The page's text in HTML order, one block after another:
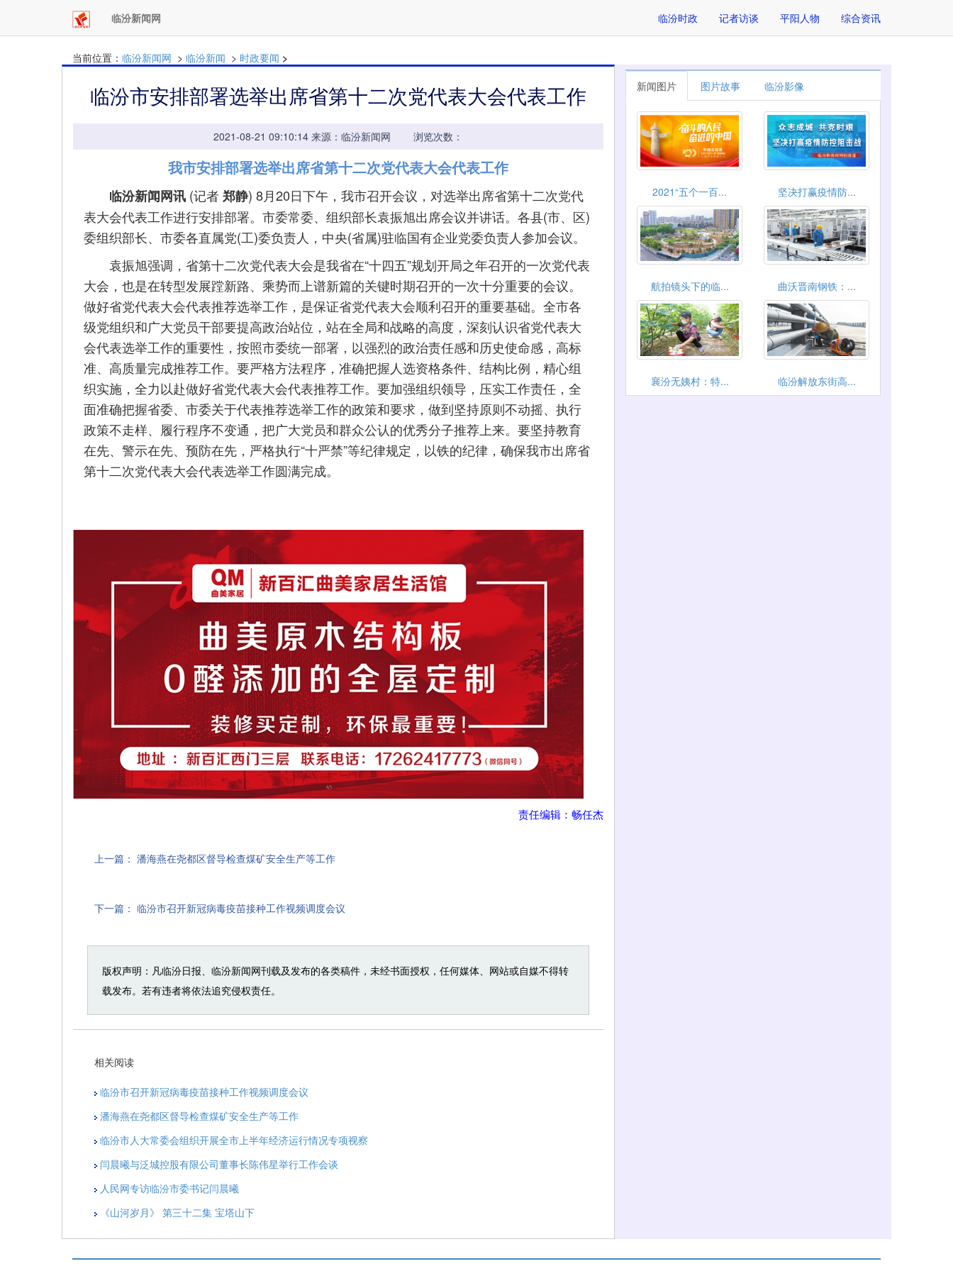
临汾新闻网 临汾时政 记者访谈 平阳人物 综合资讯
当前位置： 临汾新闻网 > 临汾新闻 > 时政要闻 >
临汾市安排部署选举出席省第十二次党代表大会代表工作
2021-08-21 09:10:14 来源：临汾新闻网 浏览次数：
我市安排部署选举出席省第十二次党代表大会代表工作
临汾新闻网讯 (记者郑静) 8月20日下午，我市召开会议，对选举出席省第十二次党代
表大会代表工作进行安排部署。市委常委、组织部长袁振旭出席会议并讲话。各县(市、区)
委组织部长、市委各直属党(工)委负责人，中央(省属)驻临国有企业党委负责人参加会议。
袁振旭强调，省第十二次党代表大会是我省在“十四五”规划开局之年召开的一次党代表
大会，也是在转型发展蹚新路、乘势而上谱新篇的关键时期召开的一次十分重要的会议。
做好省党代表大会代表推荐选举工作，是保证省党代表大会顺利召开的重要基础。全市各
级党组织和广大党员干部要提高政治站位，站在全局和战略的高度，深刻认识省党代表大
会代表选举工作的重要性，按照市委统一部署，以强烈的政治责任感和历史使命感，高标
准、高质量完成推荐工作。要严格方法程序，准确把握人选资格条件、结构比例，精心组
织实施，全力以赴做好省党代表大会代表推荐工作。要加强组织领导，压实工作责任，全
面准确把握省委、市委关于代表推荐选举工作的政策和要求，做到坚持原则不动摇、执行
政策不走样、履行程序不变通，把广大党员和群众公认的优秀分子推荐上来。要坚持教育
在先、警示在先、预防在先，严格执行“十严禁”等纪律规定，以铁的纪律，确保我市出席省
第十二次党代表大会代表选举工作圆满完成。
责任编辑：畅任杰
上一篇： 潘海燕在尧都区督导检查煤矿安全生产等工作
下一篇： 临汾市召开新冠病毒疫苗接种工作视频调度会议
版权声明：凡临汾日报、临汾新闻网刊载及发布的各类稿件，未经书面授权，任何媒体、网站或自媒不得转
载发布。若有违者将依法追究侵权责任。
相关阅读
临汾市召开新冠病毒疫苗接种工作视频调度会议
潘海燕在尧都区督导检查煤矿安全生产等工作
临汾市人大常委会组织开展全市上半年经济运行情况专项视察
闫晨曦与泛城控股有限公司董事长陈伟星举行工作会谈
人民网专访临汾市委书记闫晨曦
《山河岁月》 第三十二集 宝塔山下
新闻图片 图片故事 临汾影像
2021“五个一百... 坚决打赢疫情防...
航拍镜头下的临... 曲沃晋南钢铁：...
襄汾无姨村：特... 临汾解放东街高...